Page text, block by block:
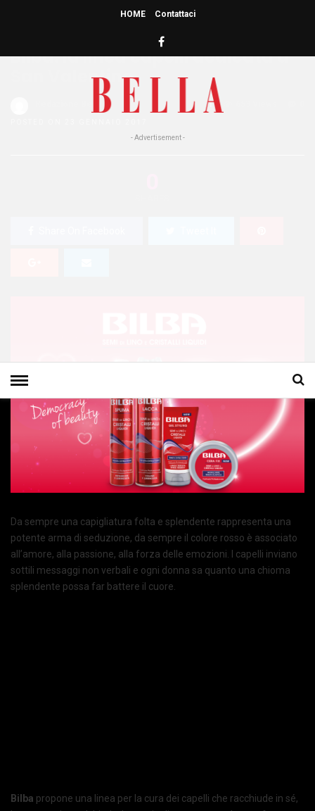
HOME Contattaci
- Advertisement -
Bilba: la linea capelli dedicata a
San Valentino
1
Da sempre una capigliatura folta e splendente rappresenta una
potente arma di seduzione, da sempre il colore rosso è associato
all’amore, alla passione, alla forza delle emozioni. I capelli inviano
sottili messaggi non verbali e ogni donna sa quanto una chioma
splendente possa far battere il cuore.
Bilba propone una linea per la cura dei capelli che racchiude in sé,